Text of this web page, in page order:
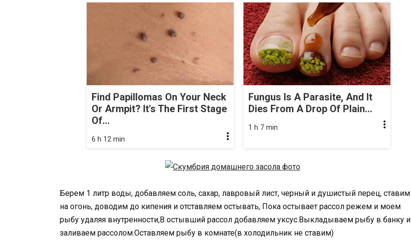
Find Papillomas On Your Neck
Or Armpit? It's The First Stage
Of...
6 h 12 min
Fungus Is A Parasite, And It
Dies From A Drop Of Plain...
1 h 7 min
Берем 1 литр воды, добавляем соль, сахар, лавровый лист, черный и душистый перец, ставим
на огонь, доводим до кипения и отставляем остывать, Пока остывает рассол режем и моем
рыбу удаляя внутренности,В остывший рассол добавляем уксус.Выкладываем рыбу в банку и
заливаем рассолом.Оставляем рыбу в комнате(в холодильник не ставим)